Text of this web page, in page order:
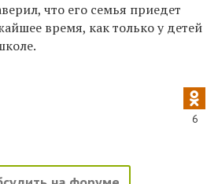
что его семья приедет
время, как только у детей
6